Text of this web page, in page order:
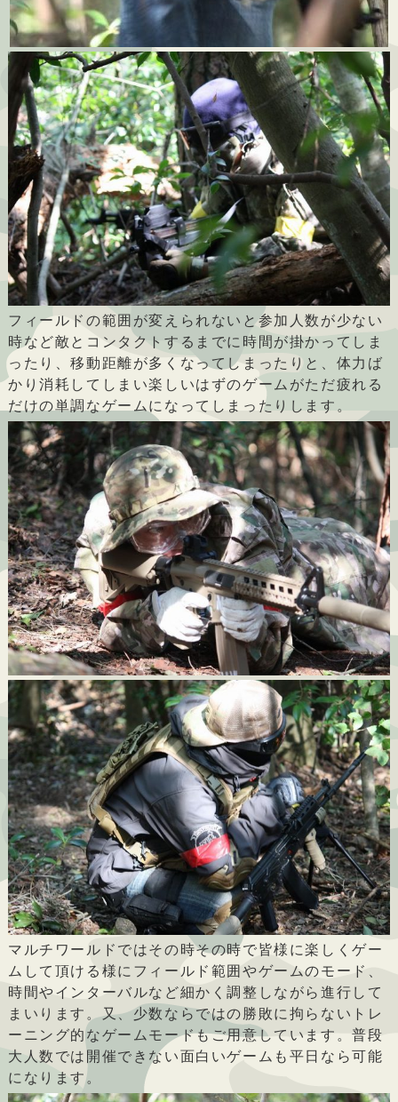
フィールドの範囲が変えられないと参加人数が少ない
時など敵とコンタクトするまでに時間が掛かってしま
ったり、移動距離が多くなってしまったりと、体力ば
かり消耗してしまい楽しいはずのゲームがただ疲れる
だけの単調なゲームになってしまったりします。
マルチワールドではその時その時で皆様に楽しくゲー
ムして頂ける様にフィールド範囲やゲームのモード、
時間やインターバルなど細かく調整しながら進行して
まいります。又、少数ならではの勝敗に拘らないトレ
ーニング的なゲームモードもご用意しています。普段
大人数では開催できない面白いゲームも平日なら可能
になります。